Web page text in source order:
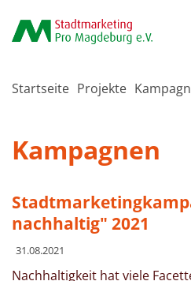
Startseite Projekte
Kampagnen
nachhaltig" 2021
31.08.2021
Nachhaltigkeit hat viele